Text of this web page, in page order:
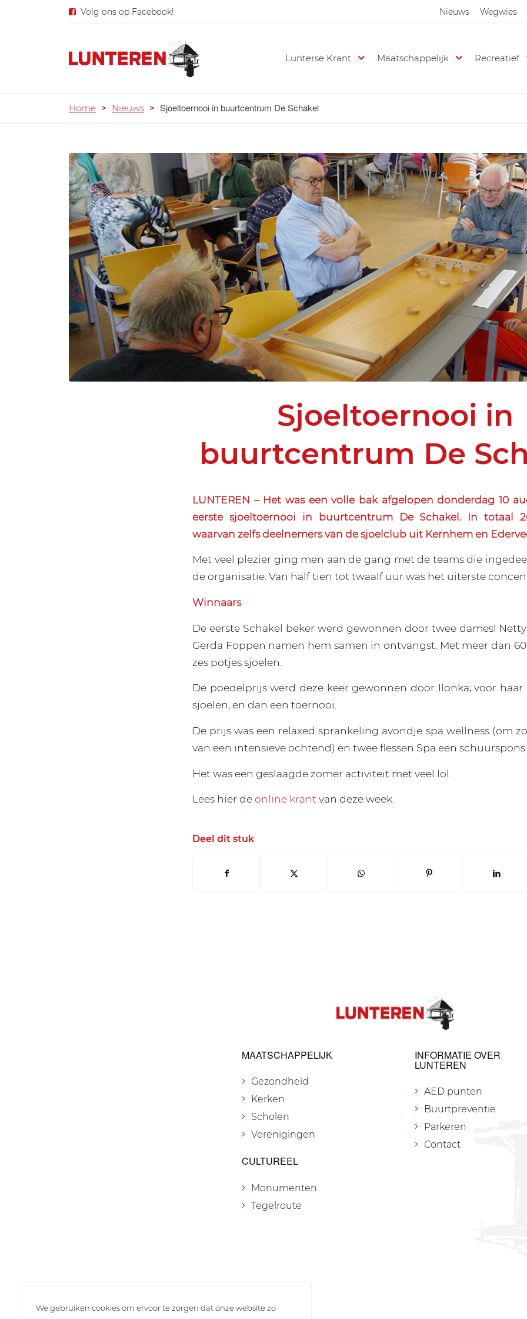
Nieuws Wegwies
Volg ons op Facebook!
Lunterse Krant Maatschappelijk Recreatief
Home > Nieuws > Sjoeltoernooi in buurtcentrum De Schakel
Sjoeltoernooi in
buurtcentrum De
LUNTEREN – Het was een volle bak afgelopen donderdag 10
eerste sjoeltoernooi in buurtcentrum De Schakel. In totaal
waarvan zelfs deelnemers van de sjoelclub uit Kernhem en
Met veel plezier ging men aan de gang met de teams die
de organisatie. Van half tien tot twaalf uur was het uiterste
Winnaars
De eerste Schakel beker werd gewonnen door twee dames!
Gerda Foppen namen hem samen in ontvangst. Met meer dan
zes potjes sjoelen.
De poedelprijs werd deze keer gewonnen door Ilonka; voor haar
sjoelen, en dan een toernooi.
De prijs was een relaxed sprankeling avondje spa wellness (om
van een intensieve ochtend) en twee flessen Spa een schuurspons
Het was een geslaagde zomer activiteit met veel lol.
Lees hier deonline krant van deze week.
Deel dit stuk
MAATSCHAPPELIJK
Gezondheid
Kerken
Scholen
Verenigingen
CULTUREEL
Monumenten
Tegelroute
INFORMATIE OVER
LUNTEREN
AED punten
Buurtpreventie
Parkeren
Contact
We gebruiken cookies om ervoor te zorgen dat onze website zo